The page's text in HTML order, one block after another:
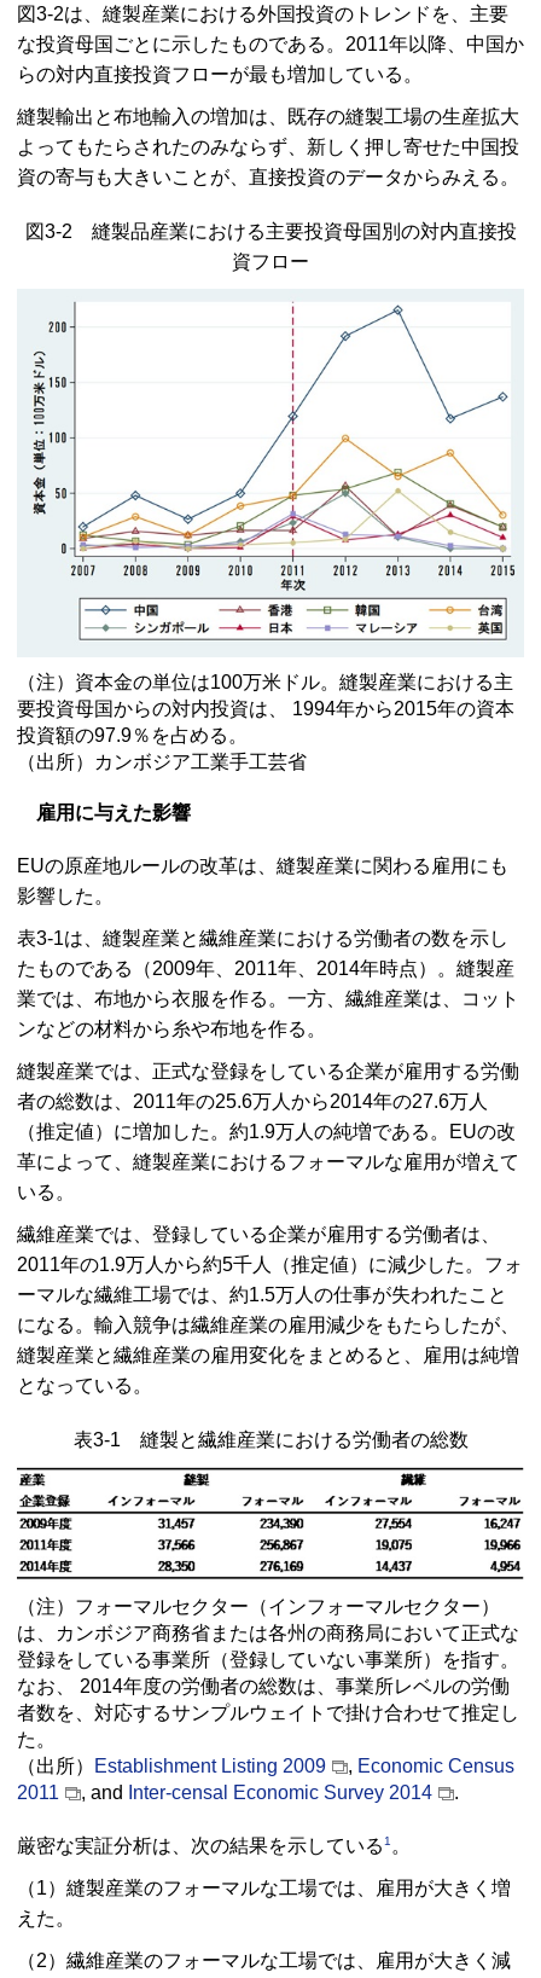
図3-2は、縫製産業における外国投資のトレンドを、主要
な投資母国ごとに示したものである。2011年以降、中国か
らの対内直接投資フローが最も増加している。
縫製輸出と布地輸入の増加は、既存の縫製工場の生産拡大
よってもたらされたのみならず、新しく押し寄せた中国投
資の寄与も大きいことが、直接投資のデータからみえる。
図3-2 縫製品産業における主要投資母国別の対内直接投
資フロー
（注）資本金の単位は100万米ドル。縫製産業における主
要投資母国からの対内投資は、 1994年から2015年の資本
投資額の97.9％を占める。
（出所）カンボジア工業手工芸省
雇用に与えた影響
EUの原産地ルールの改革は、縫製産業に関わる雇用にも
影響した。
表3-1は、縫製産業と繊維産業における労働者の数を示し
たものである（2009年、2011年、2014年時点）。縫製産
業では、布地から衣服を作る。一方、繊維産業は、コット
ンなどの材料から糸や布地を作る。
縫製産業では、正式な登録をしている企業が雇用する労働
者の総数は、2011年の25.6万人から2014年の27.6万人
（推定値）に増加した。約1.9万人の純増である。EUの改
革によって、縫製産業におけるフォーマルな雇用が増えて
いる。
繊維産業では、登録している企業が雇用する労働者は、
2011年の1.9万人から約5千人（推定値）に減少した。フォ
ーマルな繊維工場では、約1.5万人の仕事が失われたこと
になる。輸入競争は繊維産業の雇用減少をもたらしたが、
縫製産業と繊維産業の雇用変化をまとめると、雇用は純増
となっている。
表3-1 縫製と繊維産業における労働者の総数
（注）フォーマルセクター（インフォーマルセクター）
は、カンボジア商務省または各州の商務局において正式な
登録をしている事業所（登録していない事業所）を指す。
なお、 2014年度の労働者の総数は、事業所レベルの労働
者数を、対応するサンプルウェイトで掛け合わせて推定し
た。
（出所）
Establishment Listing 2009 , Economic Census
2011
, and Inter-censal Economic Survey 2014 .
厳密な実証分析は、次の結果を示している 1 。
（1）縫製産業のフォーマルな工場では、雇用が大きく増
えた。
（2）繊維産業のフォーマルな工場では、雇用が大きく減